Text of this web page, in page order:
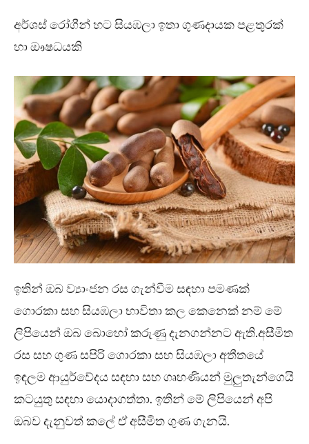
අර්ශස් රෝගීන් හට සියඹලා ඉතා ගුණදායක පළතුරක්
හා ඖෂධයකි
ඉතින් ඔබ ව්‍යාංජන රස ගැන්වීම සඳහා පමණක්
ගොරකා සහ සියඹලා භාවිතා කල කෙනෙක් නම් මේ
ලිපියෙන් ඔබ බොහෝ කරුණු දැනගන්නට ඇති.අසීමිත
රස සහ ගුණ සපිරි ගොරකා සහ සියඹලා අතීතයේ
ඉඳලම ආයුර්වේදය සඳහා සහ ගෘහණියන් මුලුතැන්ගෙයි
කටයුතු සඳහා යොදාගත්තා. ඉතින් මේ ලිපියෙන් අපි
ඔබව දැනුවත් කලේ ඒ අසීමිත ගුණ ගැනයි.